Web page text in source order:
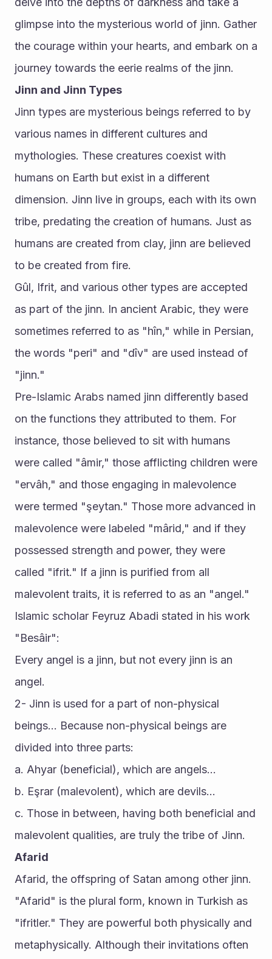
glimpse into the mysterious world of jinn. Gather
the courage within your hearts, and embark on a
journey towards the eerie realms of the jinn.
Jinn and Jinn Types
Jinn types are mysterious beings referred to by
various names in different cultures and
mythologies. These creatures coexist with
humans on Earth but exist in a different
dimension. Jinn live in groups, each with its own
tribe, predating the creation of humans. Just as
humans are created from clay, jinn are believed
to be created from fire.
Gûl, Ifrit, and various other types are accepted
as part of the jinn. In ancient Arabic, they were
sometimes referred to as "hîn," while in Persian,
the words "peri" and "dîv" are used instead of
"jinn."
Pre-Islamic Arabs named jinn differently based
on the functions they attributed to them. For
instance, those believed to sit with humans
were called "âmir," those afflicting children were
"ervâh," and those engaging in malevolence
were termed "şeytan." Those more advanced in
malevolence were labeled "mârid," and if they
possessed strength and power, they were
called "ifrit." If a jinn is purified from all
malevolent traits, it is referred to as an "angel."
Islamic scholar Feyruz Abadi stated in his work
"Besâir":
Every angel is a jinn, but not every jinn is an
angel.
2- Jinn is used for a part of non-physical
beings... Because non-physical beings are
divided into three parts:
a. Ahyar (beneficial), which are angels...
b. Eşrar (malevolent), which are devils...
c. Those in between, having both beneficial and
malevolent qualities, are truly the tribe of Jinn.
Afarid
Afarid, the offspring of Satan among other jinn.
"Afarid" is the plural form, known in Turkish as
"ifritler." They are powerful both physically and
metaphysically. Although their invitations often